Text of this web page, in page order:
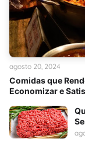
Comidas que
Economizar e
agosto 20, 2024